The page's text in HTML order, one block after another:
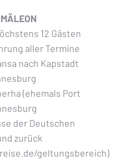
12 Gästen
aller Termine
nach Kapstadt
(ehemals Port
der Deutschen
zurück
geltungsbereich)